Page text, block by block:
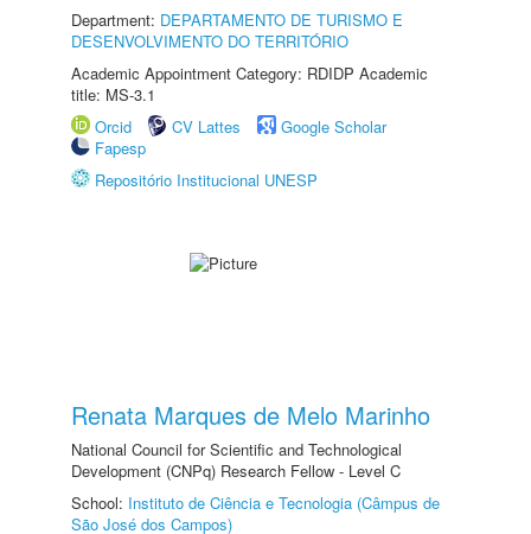
Department: DEPARTAMENTO DE TURISMO E
DESENVOLVIMENTO DO TERRITÓRIO
Academic Appointment Category: RDIDP Academic
title: MS-3.1
Orcid
CV Lattes
Google Scholar
Fapesp
Repositório Institucional UNESP
Renata Marques de Melo Marinho
National Council for Scientific and Technological
Development (CNPq) Research Fellow - Level C
School: Instituto de Ciência e Tecnologia (Câmpus de
São José dos Campos)